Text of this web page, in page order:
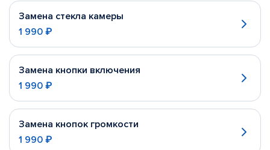
Замена стекла камеры
1 990 ₽
Замена кнопки включения
1 990 ₽
Замена кнопок громкости
1 990 ₽